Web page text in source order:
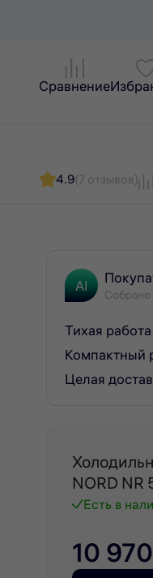
Сравнение
4.9(7 отзывов)
AI
Тихая работа
Компактный
Целая
NORD NR
Есть в
10